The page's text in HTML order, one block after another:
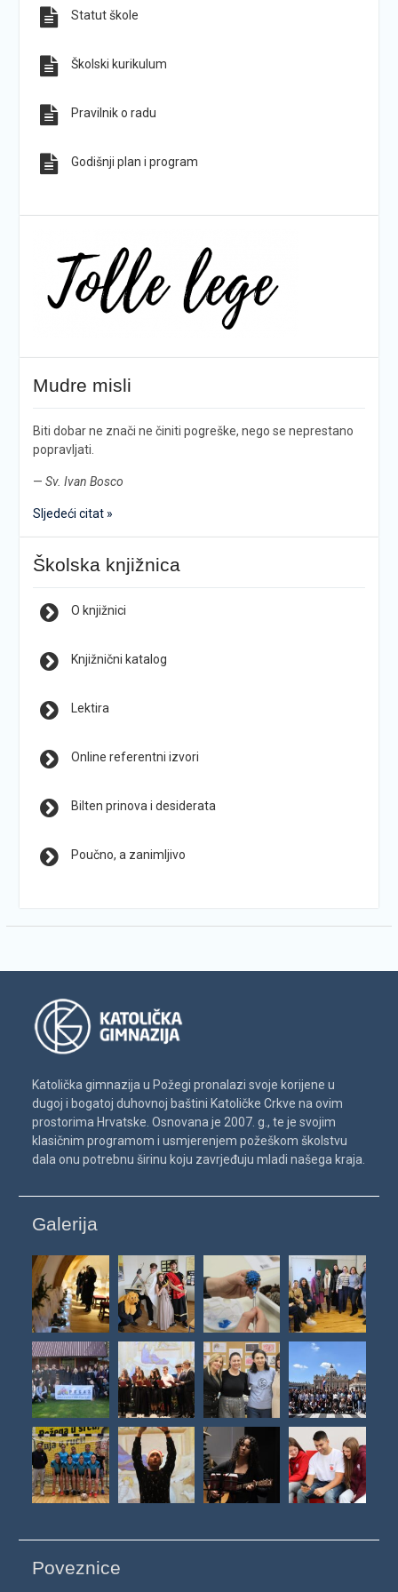
Statut škole
Školski kurikulum
Pravilnik o radu
Godišnji plan i program
Mudre misli
Biti dobar ne znači ne činiti pogreške, nego se neprestano
popravljati.
— Sv. Ivan Bosco
Sljedeći citat »
Školska knjižnica
O knjižnici
Knjižnični katalog
Lektira
Online referentni izvori
Bilten prinova i desiderata
Poučno, a zanimljivo
Katolička gimnazija u Požegi pronalazi svoje korijene u
dugoj i bogatoj duhovnoj baštini Katoličke Crkve na ovim
prostorima Hrvatske. Osnovana je 2007. g., te je svojim
klasičnim programom i usmjerenjem požeškom školstvu
dala onu potrebnu širinu koju zavrjeđuju mladi našega kraja.
Galerija
Poveznice